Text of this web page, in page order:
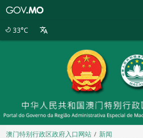
33°C
澳门特别行政区政府入口网站
新闻